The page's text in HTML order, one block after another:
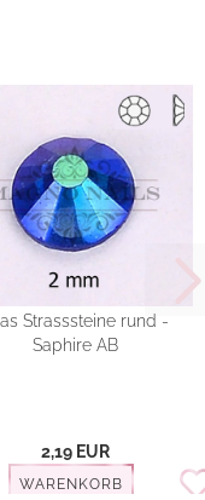
Strasssteine rund -
Saphire AB
2,19 EUR
WARENKORB